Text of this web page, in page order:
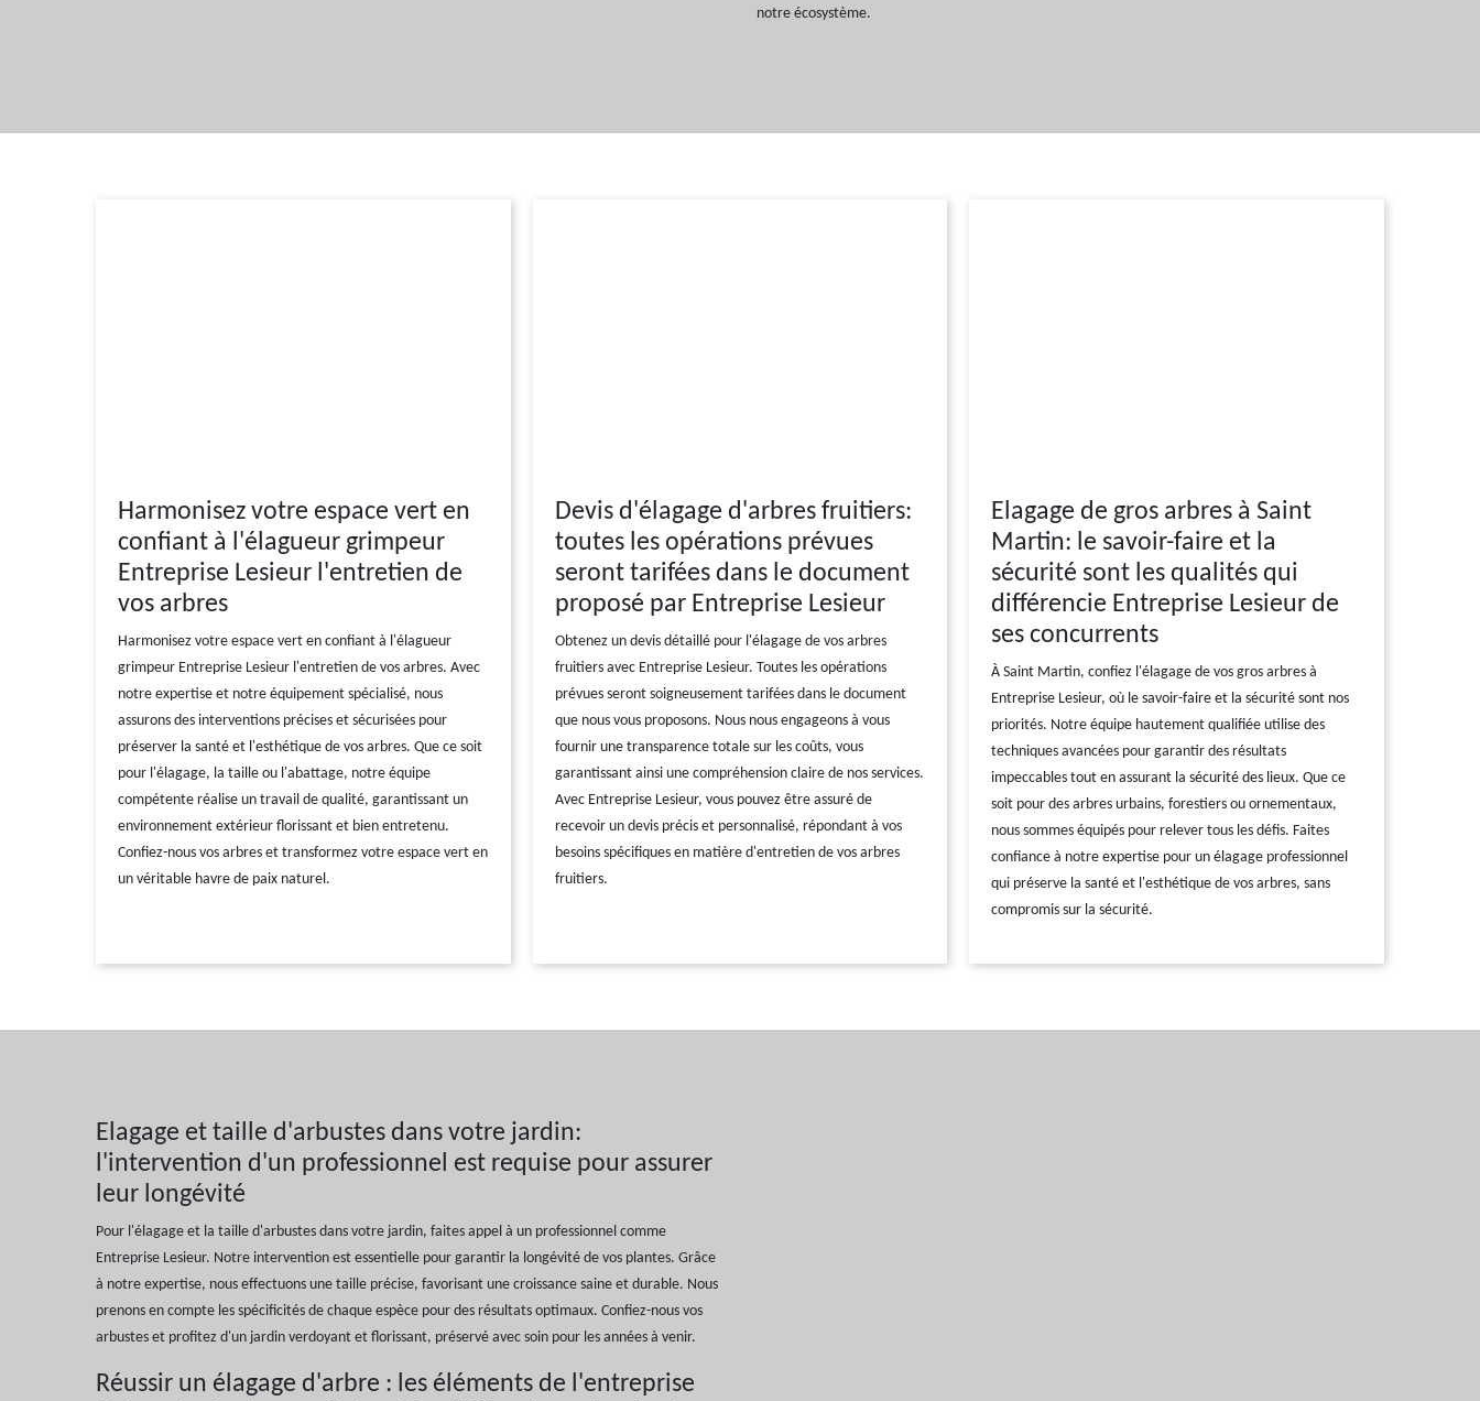
notre écosystème.
Harmonisez votre espace vert en
confiant à l'élagueur grimpeur
Entreprise Lesieur l'entretien de
vos arbres
Harmonisez votre espace vert en confiant à l'élagueur
grimpeur Entreprise Lesieur l'entretien de vos arbres. Avec
notre expertise et notre équipement spécialisé, nous
assurons des interventions précises et sécurisées pour
préserver la santé et l'esthétique de vos arbres. Que ce soit
pour l'élagage, la taille ou l'abattage, notre équipe
compétente réalise un travail de qualité, garantissant un
environnement extérieur florissant et bien entretenu.
Confiez-nous vos arbres et transformez votre espace vert en
un véritable havre de paix naturel.
Devis d'élagage d'arbres fruitiers:
toutes les opérations prévues
seront tarifées dans le document
proposé par Entreprise Lesieur
Obtenez un devis détaillé pour l'élagage de vos arbres
fruitiers avec Entreprise Lesieur. Toutes les opérations
prévues seront soigneusement tarifées dans le document
que nous vous proposons. Nous nous engageons à vous
fournir une transparence totale sur les coûts, vous
garantissant ainsi une compréhension claire de nos services.
Avec Entreprise Lesieur, vous pouvez être assuré de
recevoir un devis précis et personnalisé, répondant à vos
besoins spécifiques en matière d'entretien de vos arbres
fruitiers.
Elagage de gros arbres à Saint
Martin: le savoir-faire et la
sécurité sont les qualités qui
différencie Entreprise Lesieur de
ses concurrents
À Saint Martin, confiez l'élagage de vos gros arbres à
Entreprise Lesieur, où le savoir-faire et la sécurité sont nos
priorités. Notre équipe hautement qualifiée utilise des
techniques avancées pour garantir des résultats
impeccables tout en assurant la sécurité des lieux. Que ce
soit pour des arbres urbains, forestiers ou ornementaux,
nous sommes équipés pour relever tous les défis. Faites
confiance à notre expertise pour un élagage professionnel
qui préserve la santé et l'esthétique de vos arbres, sans
compromis sur la sécurité.
Elagage et taille d'arbustes dans votre jardin:
l'intervention d'un professionnel est requise pour assurer
leur longévité
Pour l'élagage et la taille d'arbustes dans votre jardin, faites appel à un professionnel comme
Entreprise Lesieur. Notre intervention est essentielle pour garantir la longévité de vos plantes. Grâce
à notre expertise, nous effectuons une taille précise, favorisant une croissance saine et durable. Nous
prenons en compte les spécificités de chaque espèce pour des résultats optimaux. Confiez-nous vos
arbustes et profitez d'un jardin verdoyant et florissant, préservé avec soin pour les années à venir.
Réussir un élagage d'arbre : les éléments de l'entreprise